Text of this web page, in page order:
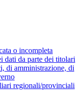
o incompleta
dati da parte dei titolari
di amministrazione, di
regionali/provinciali